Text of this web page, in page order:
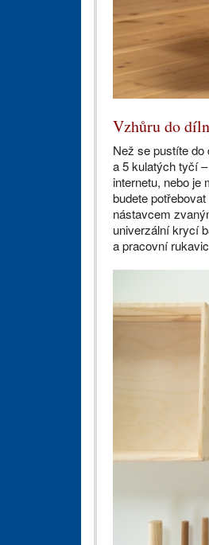
Vzhůru do
Než se pustíte
a 5 kulatých tyčí
internetu, nebo je
budete
nástavcem
univerzální krycí
a pracovní